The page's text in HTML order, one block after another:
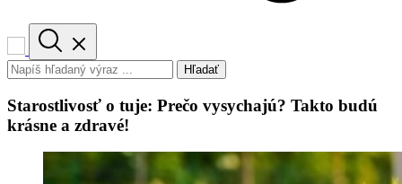
Hľadať
Starostlivosť o tuje: Prečo vysychajú? Takto budú
krásne a zdravé!